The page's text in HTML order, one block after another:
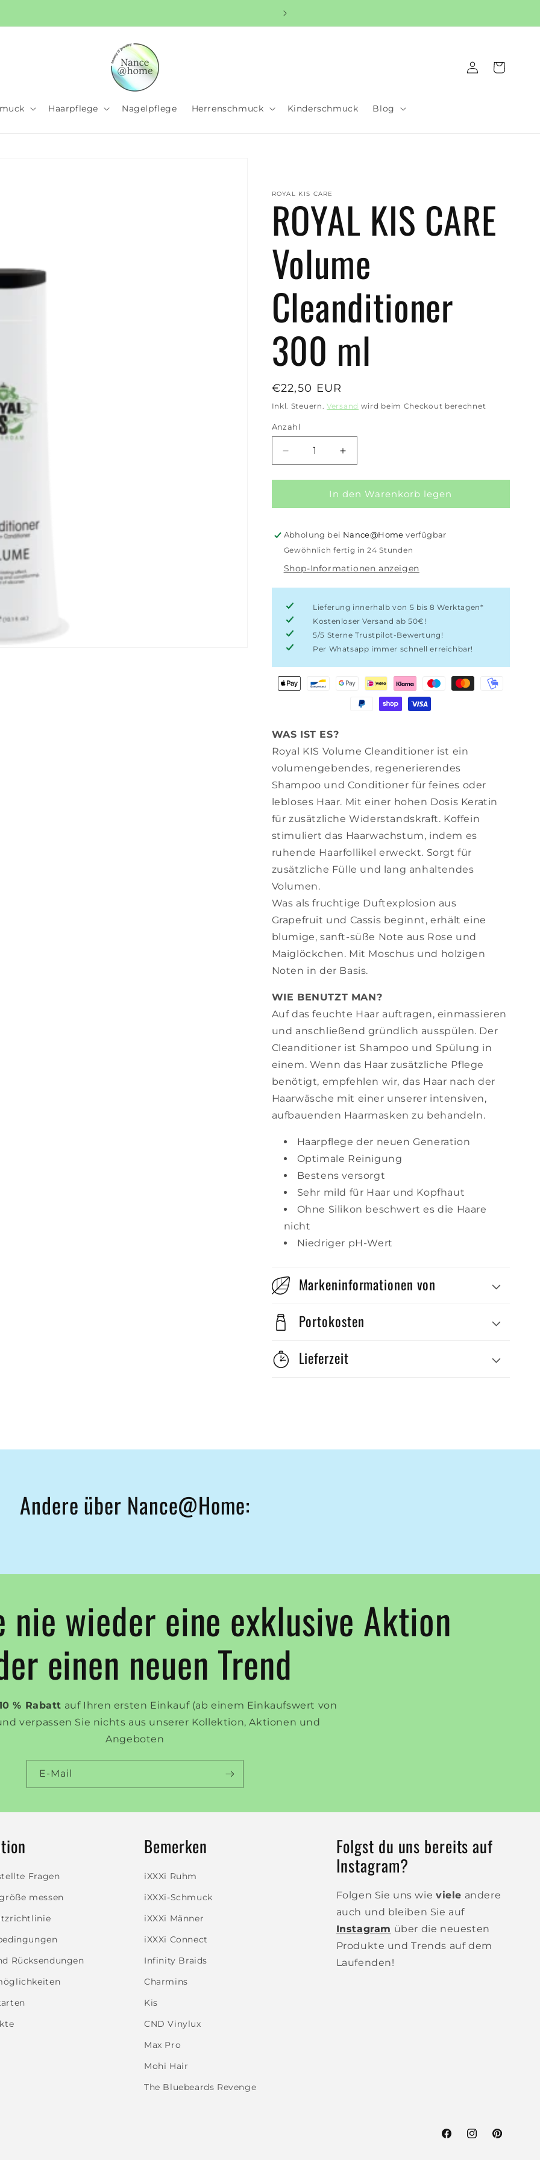
Haarpflege Nagelpflege Herrenschmuck Kinderschmuck Blog
Einloggen
Warenkorb
ROYAL KIS CARE
ROYAL KIS CARE
Volume
Cleanditioner
300 ml
Normaler
Preis
€22,50 EUR
Inkl. Steuern.Versand wird beim Checkout berechnet
Anzahl
Anzahl
Verringere
die
Menge
ROYAL
CARE
Volume
300
Erhöhe
die
Menge
für
ROYAL
CARE
Volume
Cleanditioner
300
In den Warenkorb legen
Abholung bei Nance@Home verfügbar
Gewöhnlich fertig in 24 Stunden
Shop-Informationen anzeigen
Lieferung innerhalb von 5 bis 8 Werktagen*
Kostenloser Versand ab 50€!
5/5 Sterne Trustpilot-Bewertung!
Per Whatsapp immer schnell erreichbar!
WAS IST ES?
Royal KIS Volume Cleanditioner ist ein
volumengebendes, regenerierendes
Shampoo und Conditioner für feines oder
lebloses Haar. Mit einer hohen Dosis Keratin
für zusätzliche Widerstandskraft. Koffein
stimuliert das Haarwachstum, indem es
ruhende Haarfollikel erweckt. Sorgt für
zusätzliche Fülle und lang anhaltendes
Volumen.
Was als fruchtige Duftexplosion aus
Grapefruit und Cassis beginnt, erhält eine
blumige, sanft-süße Note aus Rose und
Maiglöckchen. Mit Moschus und holzigen
Noten in der Basis.
WIE BENUTZT MAN?
Auf das feuchte Haar auftragen, einmassieren
und anschließend gründlich ausspülen. Der
Cleanditioner ist Shampoo und Spülung in
einem. Wenn das Haar zusätzliche Pflege
benötigt, empfehlen wir, das Haar nach der
Haarwäsche mit einer unserer intensiven,
aufbauenden Haarmasken zu behandeln.
Haarpflege der neuen Generation
Optimale Reinigung
Bestens versorgt
Sehr mild für Haar und Kopfhaut
Ohne Silikon beschwert es die Haare
nicht
Niedriger pH-Wert
Markeninformationen von
Portokosten
Lieferzeit
Andere über Nance@Home:
nie wieder eine exklusive Aktion
einen neuen Trend
% Rabatt auf Ihren ersten Einkauf (ab einem Einkaufswert von
verpassen Sie nichts aus unserer Kollektion, Aktionen und
Angeboten
E-Mail
Fragen
messen
Rücksendungen
Bemerken
iXXXi Ruhm
iXXXi-Schmuck
iXXXi Männer
iXXXi Connect
Infinity Braids
Charmins
Kis
CND Vinylux
Max Pro
Mohi Hair
The Bluebeards Revenge
Folgst du uns bereits auf
Instagram?
Folgen Sie uns wie viele andere
auch und bleiben Sie auf
Instagram über die neuesten
Produkte und Trends auf dem
Laufenden!
FacebookInstagramPinterest